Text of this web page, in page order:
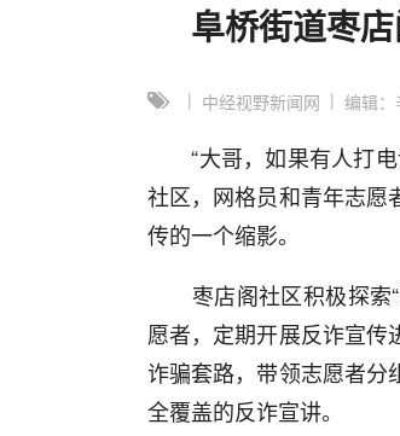
阜桥街道枣
| 中经视野新闻网 | 编辑：
“大哥，如果有人打电
社区，网格员和青年志愿
传的一个缩影。
枣店阁社区积极探索“
愿者，定期开展反诈宣传
诈骗套路，带领志愿者分
全覆盖的反诈宣讲。